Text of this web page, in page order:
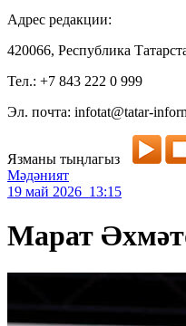
Адрес редакции:
420066, Республика
Тел.: +7 843 222 0 999
Эл. почта: infotat@tatar-
Язманы тыңлагыз
Мәдәният
19 май 2026 13:15
Марат